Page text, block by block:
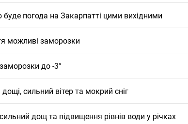
погода на Закарпатті цими вихідними
можливі заморозки
до -3°
сильний вітер та мокрий сніг
дощ та підвищення рівнів води у річках